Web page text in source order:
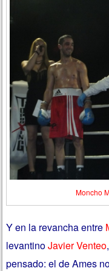
Moncho
Y en la revancha entre
levantinoJavier Venteo
pensado: el de Ames